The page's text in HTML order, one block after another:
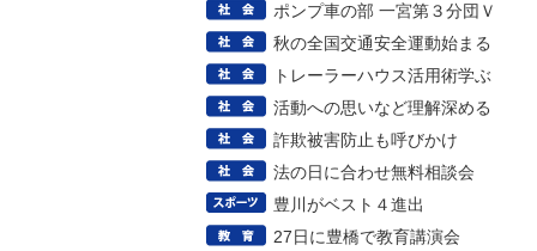
ポンプ車の部 一宮第３分団Ｖ
秋の全国交通安全運動始まる
トレーラーハウス活用術学ぶ
活動への思いなど理解深める
詐欺被害防止も呼びかけ
法の日に合わせ無料相談会
豊川がベスト４進出
27日に豊橋で教育講演会